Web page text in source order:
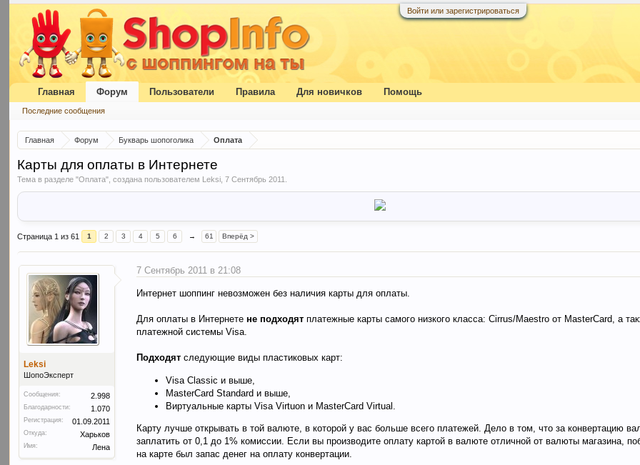
Войти или зарегистрироваться
Главная Форум Букварь шопоголика Оплата
Карты для оплаты в Интернете
Тема в разделе "Оплата", создана пользователем Leksi ,7 Сентябрь 2011
Страница 1 из 61 1 2 3 4 5 6 → 61 Вперёд >
Leksi
ШопоЭксперт
Сообщения: 2.998
Благодарности: 1.070
Регистрация: 01.09.2011
Откуда: Харьков
Имя: Лена
7 Сентябрь 2011 в 21:08
Интернет шоппинг невозможен без наличия карты для оплаты.
Для оплаты в Интернетене подходят платежные карты самого низкого класса: Cirrus/Maestro от MasterСard, а
платежной системы Visa.
Подходят следующие виды пластиковых карт:
Visa Classic и выше,
MasterCard Standard и выше,
Виртуальные карты Visa Virtuon и MasterCard Virtual.
Карту лучше открывать в той валюте, в которой у вас больше всего платежей. Дело в том, что за конвертацию
заплатить от 0,1 до 1% комиссии. Если вы производите оплату картой в валюте отличной от валюты магазина,
на карте был запас денег на оплату конвертации.
Главная Форум
Последние сообщения
Пользователи Правила Для новичков Помощь